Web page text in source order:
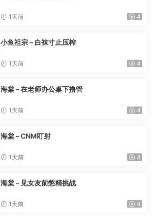
1天前 4
小鱼祖宗 – 白袜寸止压榨
1天前 4
海棠 – 在老师办公桌下撸管
1天前 4
海棠 – CNM盯射
1天前 4
海棠 – 见女友前憋精挑战
1天前 4